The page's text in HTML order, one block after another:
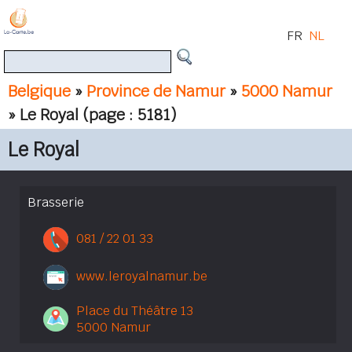
Belgique » Province de Namur» 5000 Namur
» Le Royal (page : 5181)
FR NL
Le Royal
Brasserie
081 / 22 01 33
www.leroyalnamur.be
Place du Théâtre 13
5000 Namur